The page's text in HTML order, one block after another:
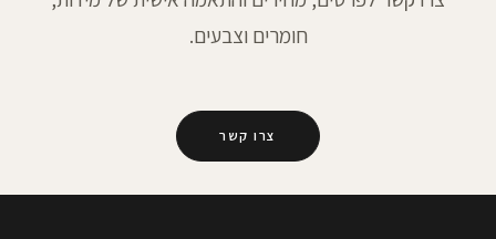
חומרים וצבעים.
צרו קשר